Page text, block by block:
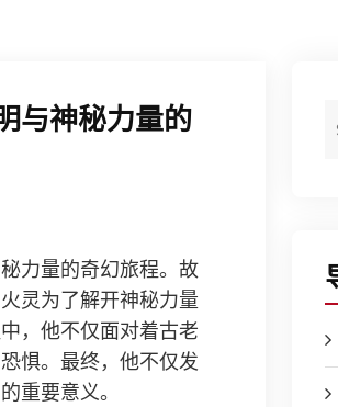
与神秘力量的
力量的奇幻旅程。故
灵为了解开神秘力量
，他不仅面对着古老
惧。最终，他不仅发
重要意义。